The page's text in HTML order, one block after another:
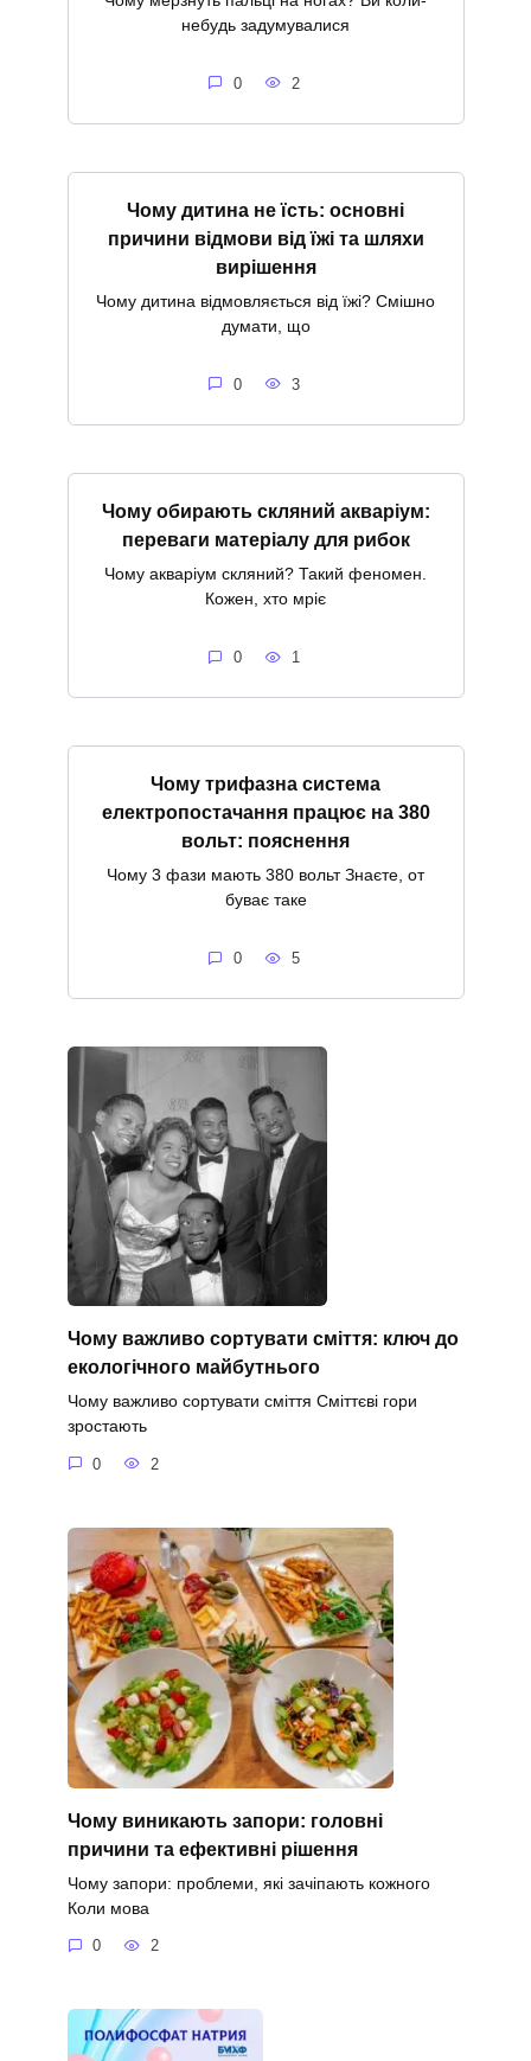
небудь задумувалися
0 2
Чому дитина не їсть: основні
причини відмови від їжі та шляхи
вирішення
Чому дитина відмовляється від їжі? Смішно
думати, що
0 3
Чому обирають скляний акваріум:
переваги матеріалу для рибок
Чому акваріум скляний? Такий феномен.
Кожен, хто мріє
0 1
Чому трифазна система
електропостачання працює на 380
вольт: пояснення
Чому 3 фази мають 380 вольт Знаєте, от
буває таке
0 5
Чому важливо сортувати сміття: ключ до
екологічного майбутнього
Чому важливо сортувати сміття Сміттєві гори
зростають
0 2
Чому виникають запори: головні
причини та ефективні рішення
Чому запори: проблеми, які зачіпають кожного
Коли мова
0 2